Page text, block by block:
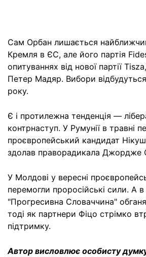
Сам Орбан лишається
Кремля в ЄС, але його партія
опитуваннях від нової партії
Петер Мадяр. Вибори відбудуться
року.
Є і протилежна тенденція —
контрнаступ. У Румунії в травні
проєвропейський кандидат
здолав праворадикала Джордже
У Молдові у вересні
перемогли проросійські сили. А в
"Прогресивна Словаччина"
тоді як партнери Фіцо стрімко
підтримку.
Автор висловлює особисту